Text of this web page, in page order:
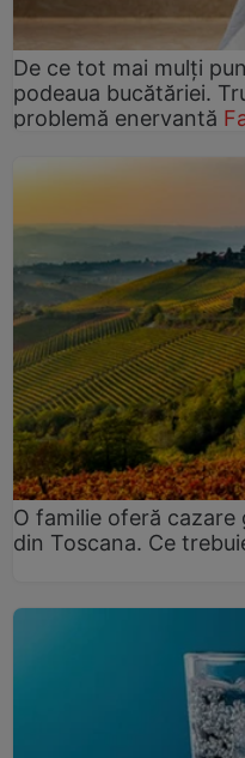
De ce tot mai mulți
podeaua bucătăriei.
problemă enervantă
O familie oferă
din Toscana. Ce